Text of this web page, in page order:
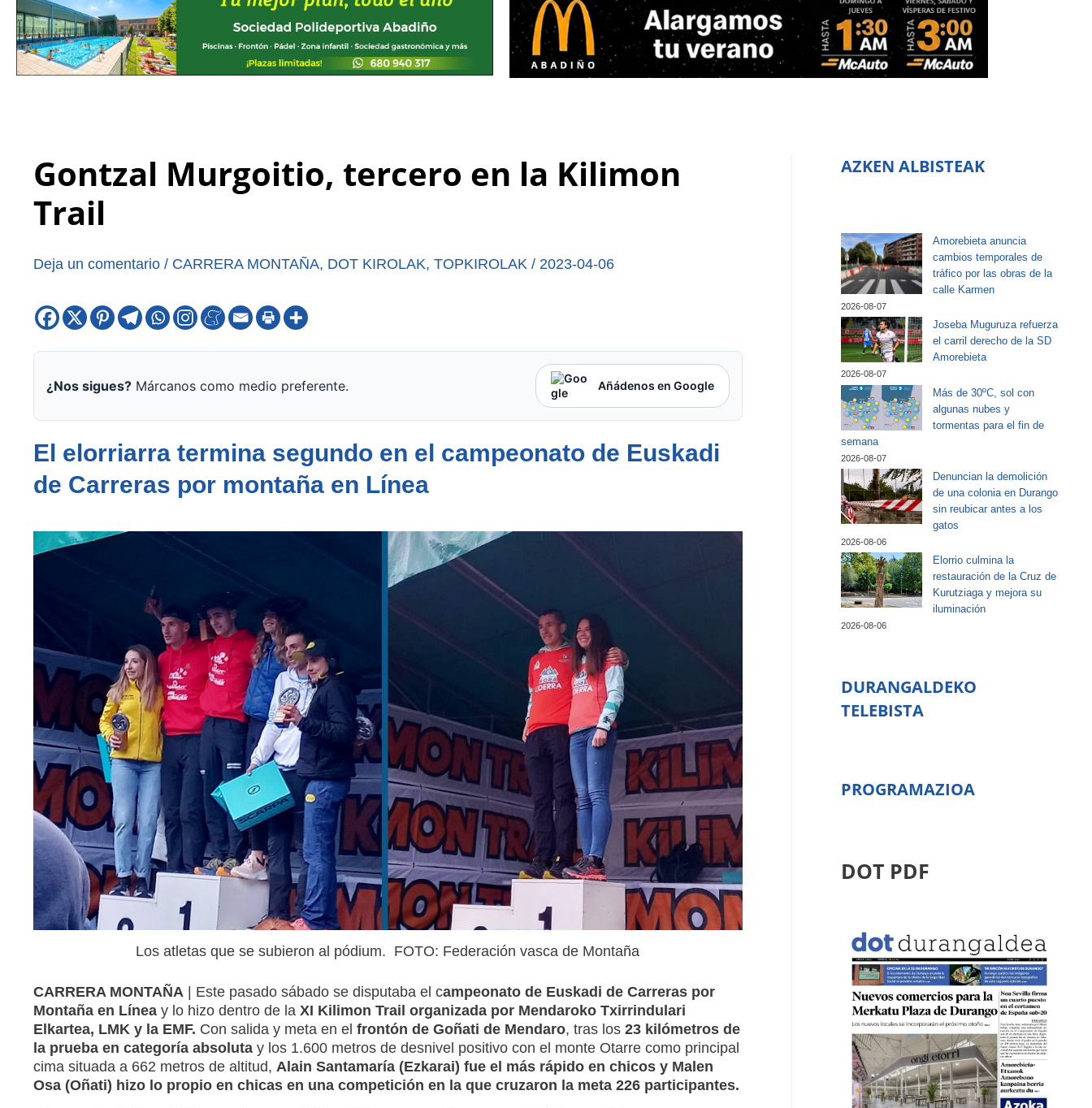
Gontzal Murgoitio, tercero en la Kilimon
Trail
Deja un comentario / CARRERA MONTAÑA, DOT KIROLAK, TOPKIROLAK / 2023-04-06
¿Nos sigues?Márcanos como medio preferente. Añádenos en Google
El elorriarra termina segundo en el campeonato de Euskadi
de Carreras por montaña en Línea
Los atletas que se subieron al pódium. FOTO: Federación vasca de Montaña
CARRERA MONTAÑA | Este pasado sábado se disputaba el campeonato de Euskadi de Carreras por
Montaña en Líneay lo hizo dentro de la XI Kilimon Trail organizada por Mendaroko Txirrindulari
Elkartea, LMK y la EMF. Con salida y meta en el frontón de Goñati de Mendaro, tras los 23 kilómetros de
la prueba en categoría absolutay los 1.600 metros de desnivel positivo con el monte Otarre como principal
cima situada a 662 metros de altitud, Alain Santamaría (Ezkarai) fue el más rápido en chicos y Malen
Osa (Oñati) hizo lo propio en chicas en una competición en la que cruzaron la meta 226 participantes.
AZKEN ALBISTEAK
Amorebieta anuncia
cambios temporales de
tráfico por las obras de la
calle Karmen
2026-08-07
Joseba Muguruza refuerza
el carril derecho de la SD
Amorebieta
2026-08-07
Más de 30ºC, sol con
algunas nubes y
tormentas para el fin de
semana
2026-08-07
Denuncian la demolición
de una colonia en Durango
sin reubicar antes a los
gatos
2026-08-06
Elorrio culmina la
restauración de la Cruz de
Kurutziaga y mejora su
iluminación
2026-08-06
DURANGALDEKO
TELEBISTA
PROGRAMAZIOA
DOT PDF